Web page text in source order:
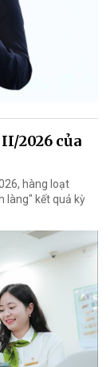
2026 của
hàng loạt
làng" kết quả kỳ